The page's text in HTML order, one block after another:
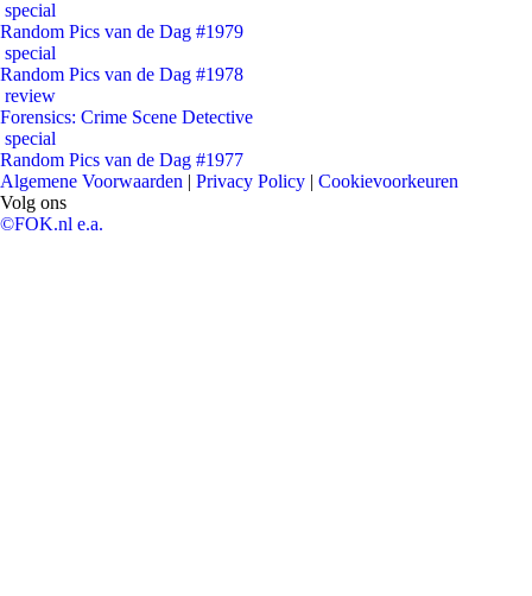
special
Random Pics van de Dag #1979
special
Random Pics van de Dag #1978
review
Forensics: Crime Scene Detective
special
Random Pics van de Dag #1977
Algemene Voorwaarden | Privacy Policy | Cookievoorkeuren
Volg ons
©FOK.nl e.a.